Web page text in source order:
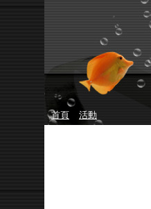
首頁 活動